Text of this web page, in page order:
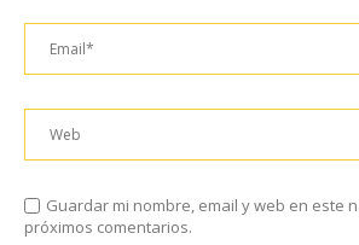
Guardar mi nombre, email y web en este
próximos comentarios.